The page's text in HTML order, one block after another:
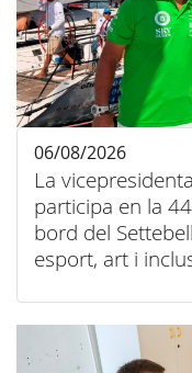
La
participa en la
bord del
esport, art i
06/08/2026